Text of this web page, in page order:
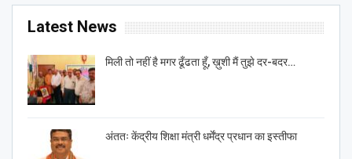
Latest News
मिली तो नहीं है मगर ढूँढता हूँ, ख़ुशी मैं तुझे दर-बदर…
अंततः केंद्रीय शिक्षा मंत्री धर्मेंद्र प्रधान का इस्तीफा